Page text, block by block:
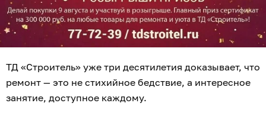
ТД «Строитель» уже три десятилетия доказывает, что
ремонт — это не стихийное бедствие, а интересное
занятие, доступное каждому.